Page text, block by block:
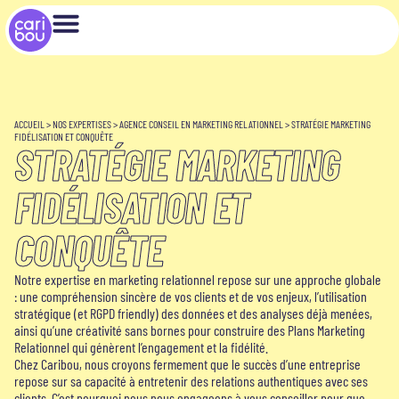
ACCUEIL >NOS EXPERTISES>AGENCE CONSEIL EN MARKETING RELATIONNEL >STRATÉGIE MARKETING
FIDÉLISATION ET CONQUÊTE
STRATÉGIE MARKETING
FIDÉLISATION ET
CONQUÊTE
Notre expertise en marketing relationnel repose sur une approche globale
: une compréhension sincère de vos clients et de vos enjeux, l’utilisation
stratégique (et RGPD friendly) des données et des analyses déjà menées,
ainsi qu’une créativité sans bornes pour construire des Plans Marketing
Relationnel qui génèrent l’engagement et la fidélité.
Chez Caribou, nous croyons fermement que le succès d’une entreprise
repose sur sa capacité à entretenir des relations authentiques avec ses